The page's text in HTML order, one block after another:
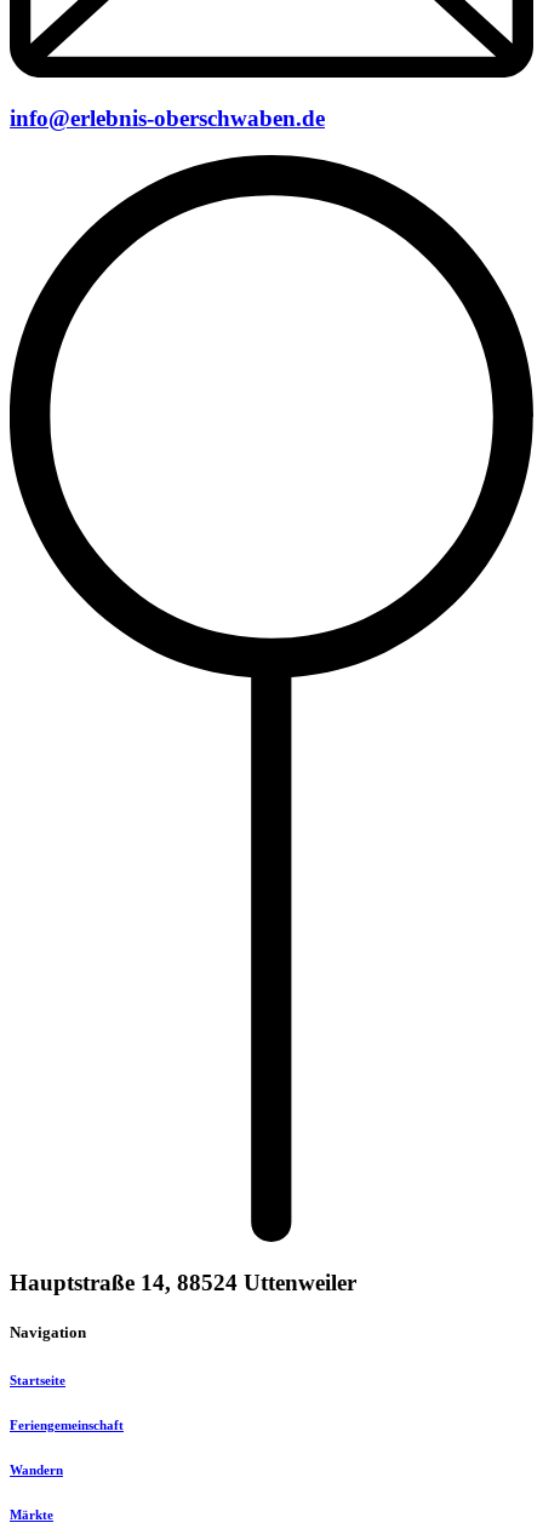
info@erlebnis-oberschwaben.de
Hauptstraße 14, 88524 Uttenweiler
Navigation
Startseite
Feriengemeinschaft
Wandern
Märkte